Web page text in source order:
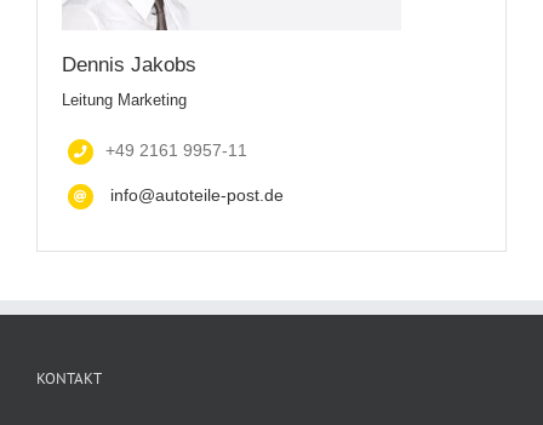
Dennis Jakobs
Leitung Marketing
+49 2161 9957-11
info@autoteile-post.de
KONTAKT